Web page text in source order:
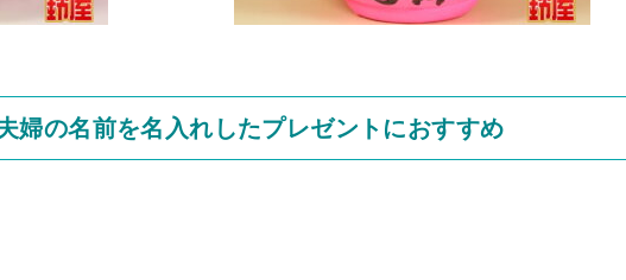
婦の名前を名入れしたプレゼントにおすすめ